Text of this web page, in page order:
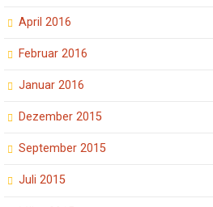
April 2016
Februar 2016
Januar 2016
Dezember 2015
September 2015
Juli 2015